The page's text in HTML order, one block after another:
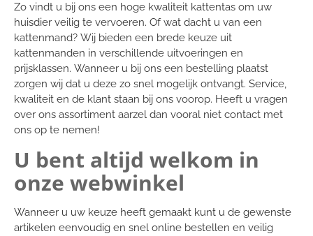
Zo vindt u bij ons een hoge kwaliteit kattentas om uw
huisdier veilig te vervoeren. Of wat dacht u van een
kattenmand? Wij bieden een brede keuze uit
kattenmanden in verschillende uitvoeringen en
prijsklassen. Wanneer u bij ons een bestelling plaatst
zorgen wij dat u deze zo snel mogelijk ontvangt. Service,
kwaliteit en de klant staan bij ons voorop. Heeft u vragen
over ons assortiment aarzel dan vooral niet contact met
ons op te nemen!
U bent altijd welkom in
onze webwinkel
Wanneer u uw keuze heeft gemaakt kunt u de gewenste
artikelen eenvoudig en snel online bestellen en veilig